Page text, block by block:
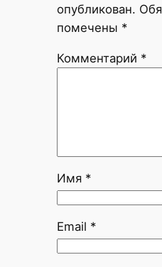
опубликован.
помечены *
Комментарий *
Имя *
Email *